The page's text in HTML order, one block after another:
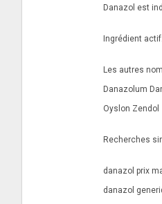
Danazol est
Ingrédient
Les autres
Danazolum
Oyslon Zendol
Recherches
danazol prix
danazol